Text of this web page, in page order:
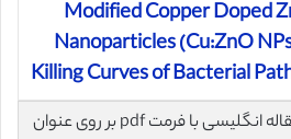
Modified Copper Doped
Nanoparticles (Cu:ZnO
Killing Curves of Bacterial
برای دانلود رایگان مقاله انگلیسی با فرمت pdf بر روی عنوان